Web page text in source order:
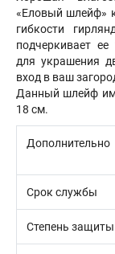
«Еловый шлейф»
гибкости
подчеркивает
для украшения
вход в ваш
Данный шлейф
18 см.
Дополнительно
Срок службы
Степень защиты